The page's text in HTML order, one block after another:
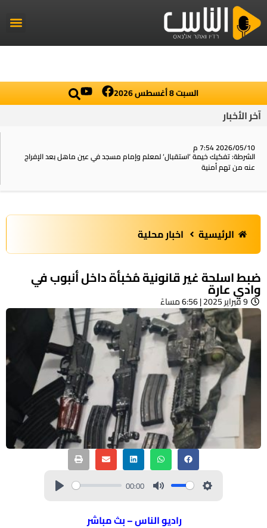
السبت 8 أغسطس 2026
آخر الأخبار
2026/05/10 7:54 م
الشرطة: تفكيك خيمة ‘استقبال‘ لمعلم وإمام مسجد في عين ماهل بعد الإفراج
عنه من تهم أمنية
الرئيسية اخبار محلية
ضبط اسلحة غير قانونية مُخبأة داخل أنبوب في
وادي عارة
9 فبراير 2025 | 6:56 مساءً
00:00
راديو الناس – بث مباشر